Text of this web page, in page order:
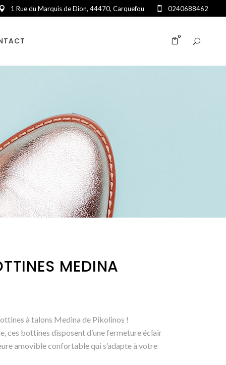
1 Rue du Marquis de Dion, 44470, Carquefou 0240688462
0
MEDINA
à talons Medina de Pikolinos !
ces bottines disposent d’une fermeture éclair
amovible confortable qui s’adapte à votre